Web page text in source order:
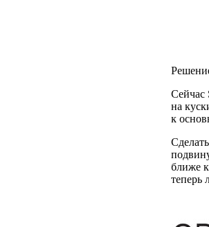
Cейчас
на
к
ближе
теперь